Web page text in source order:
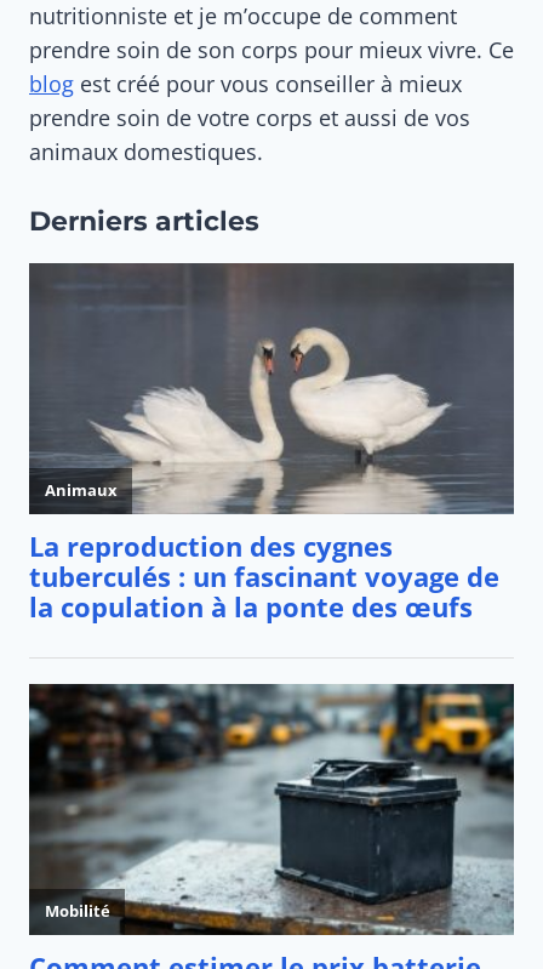
nutritionniste et je m’occupe de comment
prendre soin de son corps pour mieux vivre. Ce
blog est créé pour vous conseiller à mieux
prendre soin de votre corps et aussi de vos
animaux domestiques.
Derniers articles